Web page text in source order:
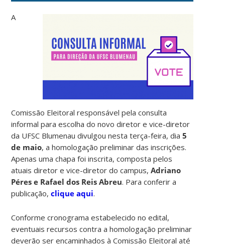
A
Comissão Eleitoral responsável pela consulta
informal para escolha do novo diretor e vice-diretor
da UFSC Blumenau divulgou nesta terça-feira, dia5
de maio, a homologação preliminar das inscrições.
Apenas uma chapa foi inscrita, composta pelos
atuais diretor e vice-diretor do campus,Adriano
Péres e Rafael dos Reis Abreu. Para conferir a
publicação,clique aqui.
Conforme cronograma estabelecido no edital,
eventuais recursos contra a homologação preliminar
deverão ser encaminhados à Comissão Eleitoral até